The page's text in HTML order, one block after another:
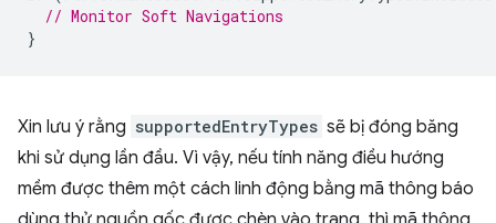
// Monitor Soft Navigations
}
Xin lưu ý rằng supportedEntryTypes sẽ bị đóng băng
khi sử dụng lần đầu. Vì vậy, nếu tính năng điều hướng
mềm được thêm một cách linh động bằng mã thông báo